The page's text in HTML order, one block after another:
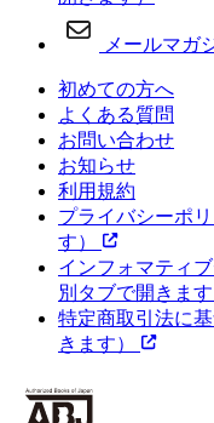
メールマガ
初めての方へ
よくある質問
お問い合わせ
お知らせ
利用規約
プライバシーポ
す）
インフォマティ
別タブで開きます
特定商取引法に
きます）